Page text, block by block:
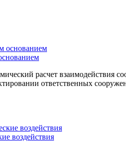
расчет взаимодействия
ответственных
воздействия